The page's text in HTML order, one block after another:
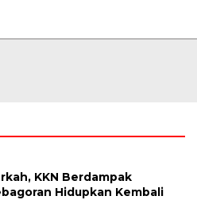
KKN Berdampak
Hidupkan Kembali